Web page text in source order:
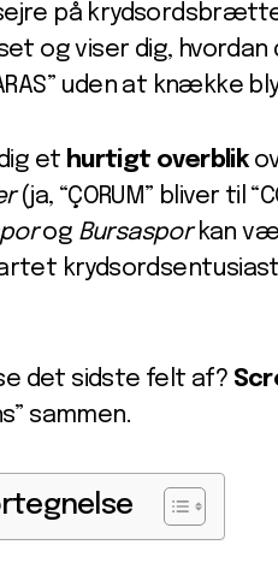
på
og viser dig, hvordan
uden at knække
et hurtigt overblik
(ja, “ÇORUM” bliver til
og Bursasporkan
det sidste felt af?
sammen.